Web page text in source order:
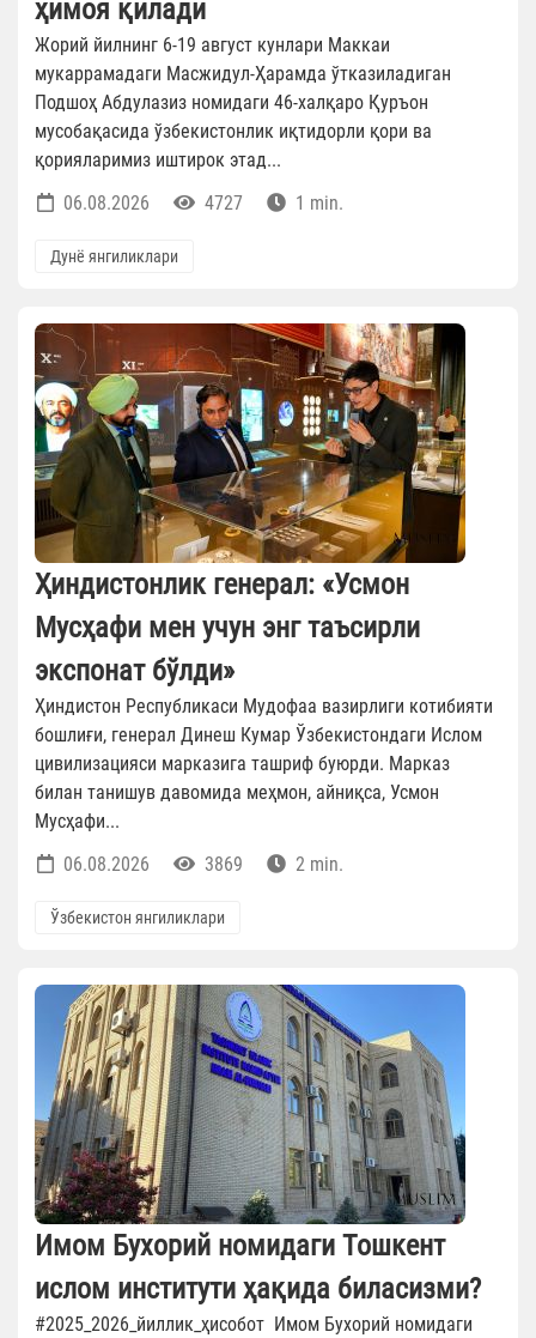
ҳимоя қилади
Жорий йилнинг 6-19 август кунлари Маккаи
мукаррамадаги Масжидул-Ҳарамда ўтказиладиган
Подшоҳ Абдулазиз номидаги 46-халқаро Қуръон
мусобақасида ўзбекистонлик иқтидорли қори ва
қорияларимиз иштирок этад...
06.08.2026
4727 1 min.
Дунё янгиликлари
Ҳиндистонлик генерал: «Усмон
Мусҳафи мен учун энг таъсирли
экспонат бўлди»
Ҳиндистон Республикаси Мудофаа вазирлиги котибияти
бошлиғи, генерал Динеш Кумар Ўзбекистондаги Ислом
цивилизацияси марказига ташриф буюрди. Марказ
билан танишув давомида меҳмон, айниқса, Усмон
Мусҳафи...
06.08.2026
3869 2 min.
Ўзбекистон янгиликлари
Имом Бухорий номидаги Тошкент
ислом институти ҳақида биласизми?
#2025_2026_йиллик_ҳисобот Имом Бухорий номидаги